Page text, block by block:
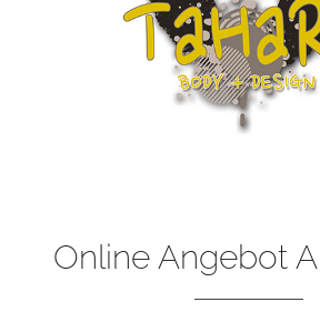
Online Angebot